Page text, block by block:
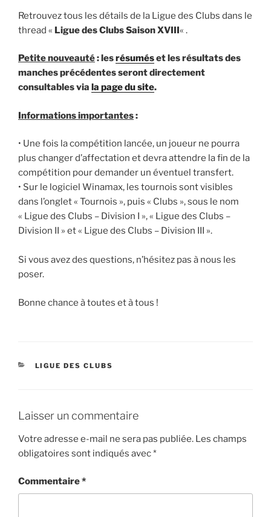
Retrouvez tous les détails de la Ligue des Clubs dans le
thread « Ligue des Clubs Saison XVIII« .
Petite nouveauté: lesrésuméset les résultats des
manches précédentes seront directement
consultables via la page du site.
Informations importantes:
• Une fois la compétition lancée, un joueur ne pourra
plus changer d’affectation et devra attendre la fin de la
compétition pour demander un éventuel transfert.
• Sur le logiciel Winamax, les tournois sont visibles
dans l’onglet « Tournois », puis « Clubs », sous le nom
« Ligue des Clubs – Division I », « Ligue des Clubs –
Division II » et « Ligue des Clubs – Division III ».
Si vous avez des questions, n’hésitez pas à nous les
poser.
Bonne chance à toutes et à tous !
CATÉGORIES
LIGUE DES CLUBS
Laisser un commentaire
Votre adresse e-mail ne sera pas publiée. Les champs
obligatoires sont indiqués avec*
Commentaire*